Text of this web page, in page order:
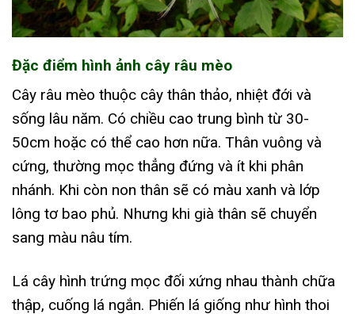
Đặc điểm hình ảnh cây râu mèo
Cây râu mèo thuộc cây thân thảo, nhiệt đới và
sống lâu năm. Có chiều cao trung bình từ 30-
50cm hoặc có thể cao hơn nữa. Thân vuông và
cứng, thường mọc thẳng đứng và ít khi phân
nhánh. Khi còn non thân sẽ có màu xanh và lớp
lông tơ bao phủ. Nhưng khi già thân sẽ chuyển
sang màu nâu tím.
Lá cây hình trứng mọc đối xứng nhau thành chữa
thập, cuống lá ngắn. Phiến lá giống như hình thoi